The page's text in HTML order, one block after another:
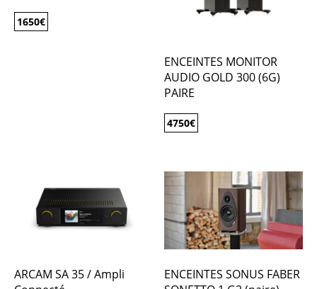
1650€
ENCEINTES MONITOR
AUDIO GOLD 300 (6G)
PAIRE
4750€
ARCAM SA 35 / Ampli
ENCEINTES SONUS FABER